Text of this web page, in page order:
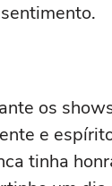
os
e
tinha